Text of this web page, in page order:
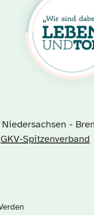
-
GKV-Spitzenverband